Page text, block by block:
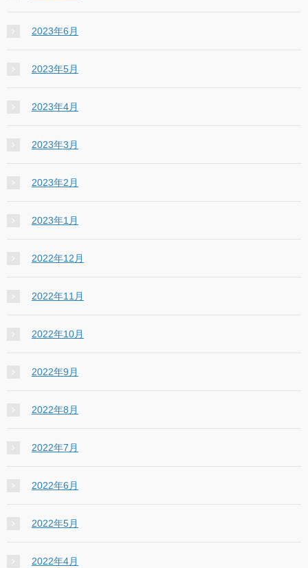
2023年6月
2023年5月
2023年4月
2023年3月
2023年2月
2023年1月
2022年12月
2022年11月
2022年10月
2022年9月
2022年8月
2022年7月
2022年6月
2022年5月
2022年4月